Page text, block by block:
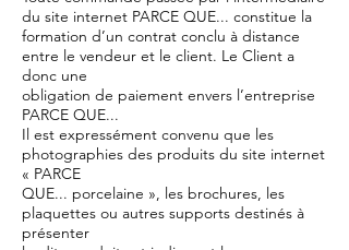
du site internet PARCE QUE... constitue la
formation d’un contrat conclu à distance
entre le vendeur et le client. Le Client a
donc une
obligation de paiement envers l’entreprise
PARCE QUE...
Il est expressément convenu que les
photographies des produits du site internet
« PARCE
QUE... porcelaine », les brochures, les
plaquettes ou autres supports destinés à
présenter